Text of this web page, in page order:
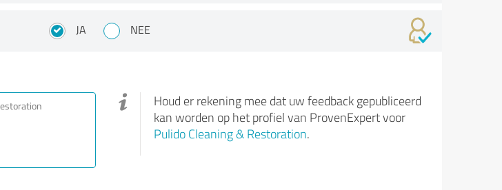
JA NEE
Houd er rekening mee dat uw feedback gepubliceerd
kan worden op het profiel van ProvenExpert voor
Pulido Cleaning & Restoration.